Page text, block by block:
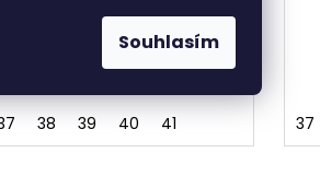
Souhlasím
Materiál svršku: syntetika
Podšívka: textilní + vyjímatelná
stélka Podešev: syntetika
38 39 40 41 37